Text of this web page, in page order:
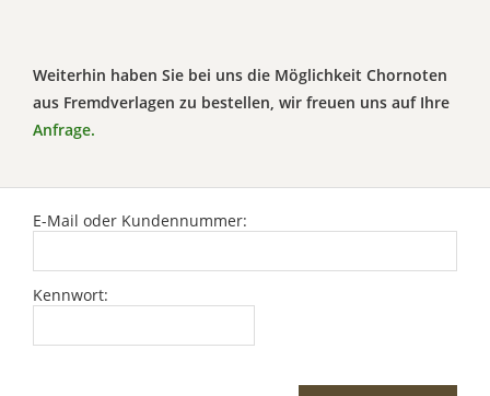
Weiterhin haben Sie bei uns die Möglichkeit Chornoten
aus Fremdverlagen zu bestellen, wir freuen uns auf Ihre
Anfrage.
E-Mail oder Kundennummer:
Kennwort: